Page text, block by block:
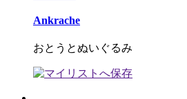
Ankrache
おとうとぬいぐるみ